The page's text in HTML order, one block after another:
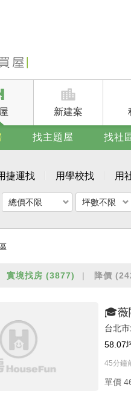
新建案
找主題屋 找社
捷運找 用學校找 用
總價不限 坪數不限
實境找房 (3877) 降價
🎓薇
台北
58.07
45分鐘
單價